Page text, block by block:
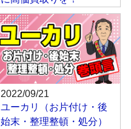
2022/09/21
ユーカリ（お片付け・後
始末・整理整頓・処分）